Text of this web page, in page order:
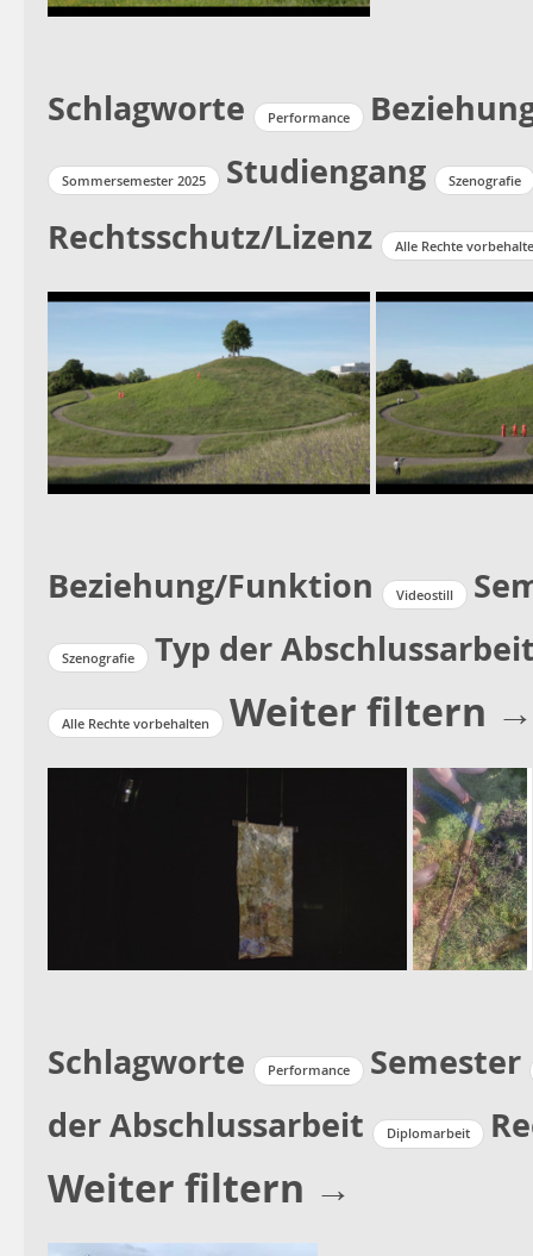
Schlagworte Performance
Sommersemester 2025 Studiengang Szenografie
Rechtsschutz/Lizenz Alle Rechte
Beziehung/Funktion Videostill
Szenografie Typ der
Alle Rechte vorbehalten Weiter filtern →
Schlagworte Performance
Semester
der Abschlussarbeit
Diplomarbeit
Weiter filtern →